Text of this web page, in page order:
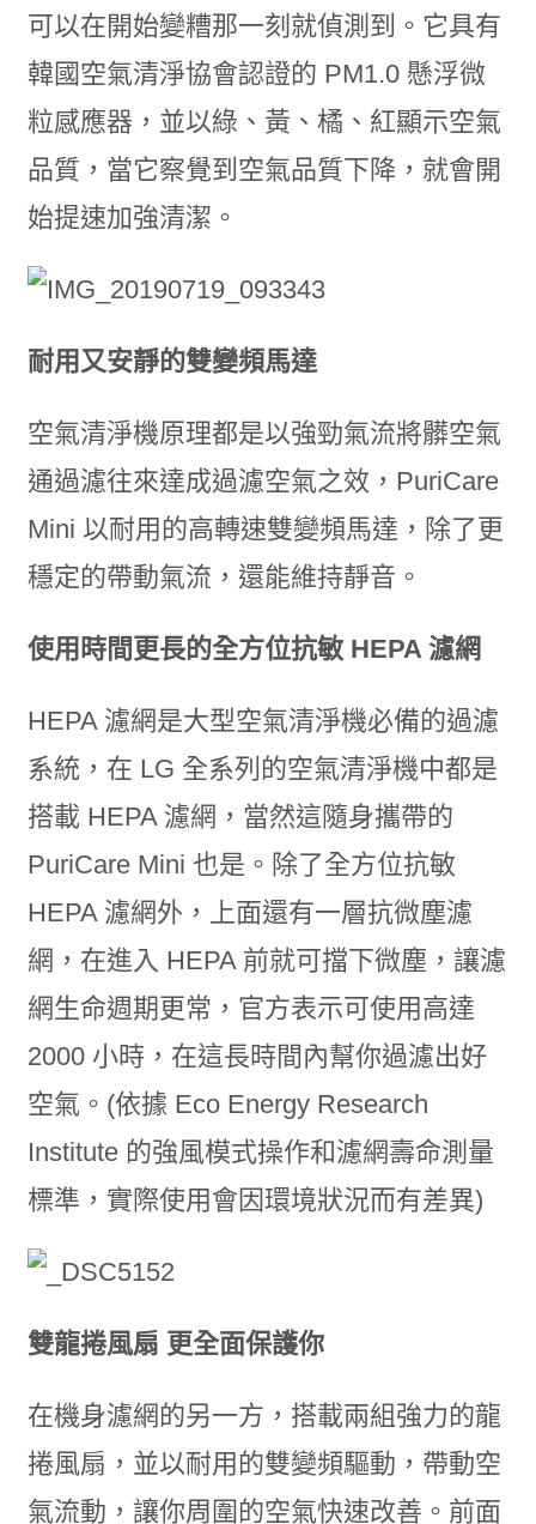
可以在開始變糟那一刻就偵測到。它具有
韓國空氣清淨協會認證的 PM1.0 懸浮微
粒感應器，並以綠、黃、橘、紅顯示空氣
品質，當它察覺到空氣品質下降，就會開
始提速加強清潔。
耐用又安靜的雙變頻馬達
空氣清淨機原理都是以強勁氣流將髒空氣
通過濾往來達成過濾空氣之效，PuriCare
Mini 以耐用的高轉速雙變頻馬達，除了更
穩定的帶動氣流，還能維持靜音。
使用時間更長的全方位抗敏 HEPA 濾網
HEPA 濾網是大型空氣清淨機必備的過濾
系統，在 LG 全系列的空氣清淨機中都是
搭載 HEPA 濾網，當然這隨身攜帶的
PuriCare Mini 也是。除了全方位抗敏
HEPA 濾網外，上面還有一層抗微塵濾
網，在進入 HEPA 前就可擋下微塵，讓濾
網生命週期更常，官方表示可使用高達
2000 小時，在這長時間內幫你過濾出好
空氣。(依據 Eco Energy Research
Institute 的強風模式操作和濾網壽命測量
標準，實際使用會因環境狀況而有差異)
雙龍捲風扇 更全面保護你
在機身濾網的另一方，搭載兩組強力的龍
捲風扇，並以耐用的雙變頻驅動，帶動空
氣流動，讓你周圍的空氣快速改善。前面